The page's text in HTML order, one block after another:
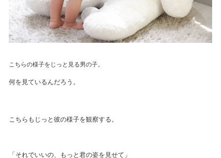
こちらの様子をじっと見る男の子。
何を見ているんだろう。
こちらもじっと彼の様子を観察する。
「それでいいの、もっと君の姿を見せて」